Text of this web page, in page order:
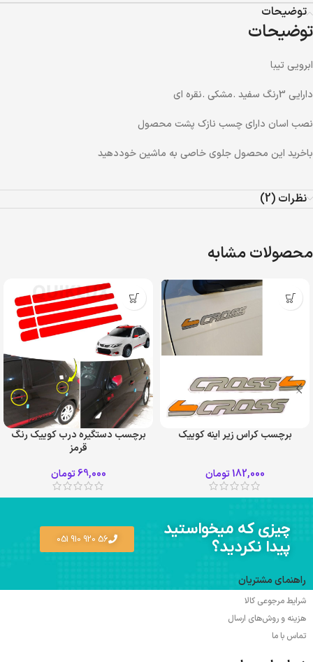
توضیحات
توضیحات
ابرویی تیبا
دارایی 3رنگ سفید .مشکی .نقره ای
نصب اسان دارای چسب نازک پشت محصول
باخرید این محصول جلوی خاصی به ماشین خوددهید
نظرات (2)
محصولات مشابه
برچسب کراس زیر اینه کوییک
182,000تومان
برچسب دستگیره درب کوییک رنگ
قرمز
69,000تومان
چیزی که میخواستید
پیدا نکردید؟
56 920 910 051
راهنمای مشتریان
شرایط مرجوعی کالا
هزینه و روش‌های ارسال
تماس با ما